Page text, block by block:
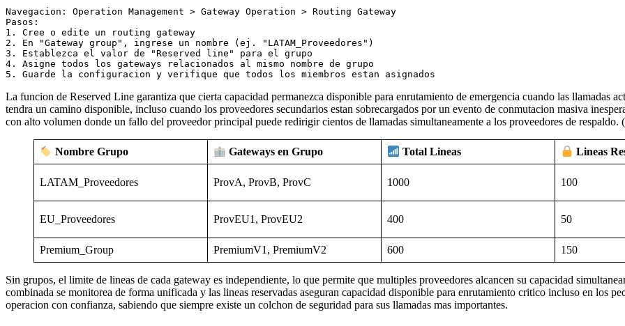
Navegacion: Operation Management > Gateway Operation > Routing Gateway
Pasos:
1. Cree o edite un routing gateway
2. En "Gateway group", ingrese un nombre (ej. "LATAM_Proveedores")
3. Establezca el valor de "Reserved line" para el grupo
4. Asigne todos los gateways relacionados al mismo nombre de grupo
La funcion de Reserved Line garantiza que cierta capacidad permanezca disponible para enrutamiento de emergencia cuando las llamadas
tendra un camino disponible, incluso cuando los proveedores secundarios estan sobrecargados por un evento de conmutacion masiva
con alto volumen donde un fallo del proveedor principal puede redirigir cientos de llamadas simultaneamente a los proveedores de
Nombre Grupo Gateways en Grupo Total Lineas Lineas
LATAM_Proveedores ProvA, ProvB, ProvC 1000 100
EU_Proveedores ProvEU1, ProvEU2 400 50
Premium_Group PremiumV1, PremiumV2 600 150
Sin grupos, el limite de lineas de cada gateway es independiente, lo que permite que multiples proveedores alcancen su capacidad
combinada se monitorea de forma unificada y las lineas reservadas aseguran capacidad disponible para enrutamiento critico incluso en los
operacion con confianza, sabiendo que siempre existe un colchon de seguridad para sus llamadas mas importantes.